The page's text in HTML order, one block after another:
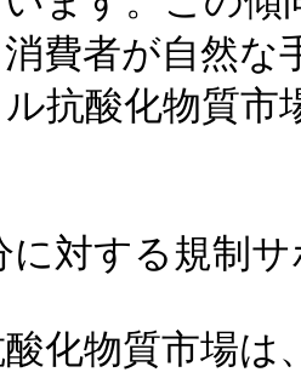
費者が自然
抗酸化物質市
対する規制サ
化物質市場は